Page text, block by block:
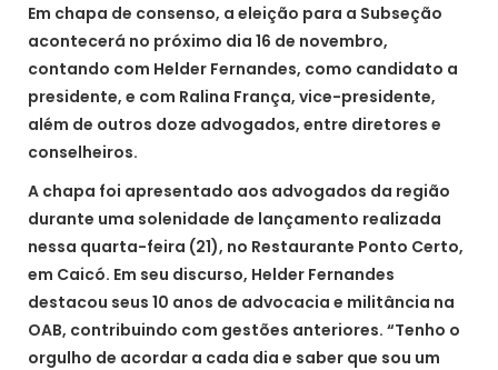
Em chapa de consenso, a eleição para a Subseção
acontecerá no próximo dia 16 de novembro,
contando com Helder Fernandes, como candidato a
presidente, e com Ralina França, vice-presidente,
além de outros doze advogados, entre diretores e
conselheiros.
A chapa foi apresentado aos advogados da região
durante uma solenidade de lançamento realizada
nessa quarta-feira (21), no Restaurante Ponto Certo,
em Caicó. Em seu discurso, Helder Fernandes
destacou seus 10 anos de advocacia e militância na
OAB, contribuindo com gestões anteriores. “Tenho o
orgulho de acordar a cada dia e saber que sou um